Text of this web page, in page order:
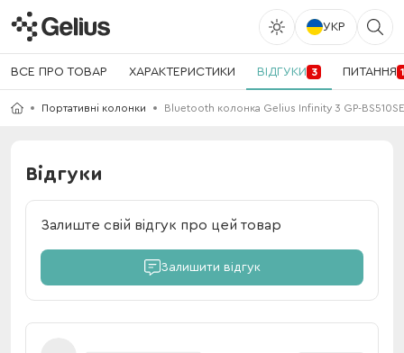
УКР
ВСЕ ПРО ТОВАР ХАРАКТЕРИСТИКИ ВІДГУКИ 3 ПИТАННЯ
Портативні колонки Bluetooth колонка Gelius Infinity 3 GP-
Відгуки
Залиште свій відгук про цей товар
Залишити відгук